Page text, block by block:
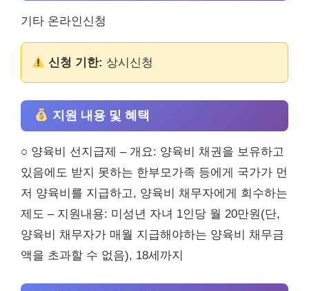
기타 온라인신청
신청 기한: 상시신청
지원 내용 및 혜택
○ 양육비 선지급제 – 개요: 양육비 채권을 보유하고
있음에도 받지 못하는 한부모가족 등에게 국가가 먼
저 양육비를 지급하고, 양육비 채무자에게 회수하는
제도 – 지원내용: 미성년 자녀 1인당 월 20만원(단,
양육비 채무자가 매월 지급해야하는 양육비 채무금
액을 초과할 수 없음), 18세까지